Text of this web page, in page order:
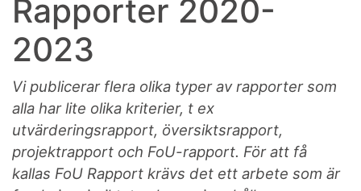
Rapporter 2020-
2023
Vi publicerar flera olika typer av rapporter som
alla har lite olika kriterier, t ex
utvärderingsrapport, översiktsrapport,
projektrapport och FoU-rapport. För att få
kallas FoU Rapport krävs det ett arbete som är